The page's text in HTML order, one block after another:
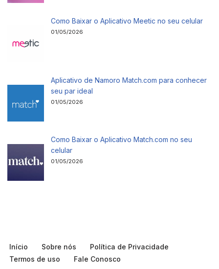
Como Baixar o Aplicativo Meetic no seu celular
01/05/2026
Aplicativo de Namoro Match.com para conhecer
seu par ideal
01/05/2026
Como Baixar o Aplicativo Match.com no seu
celular
01/05/2026
Início Sobre nós
Política de Privacidade
Termos de uso
Fale Conosco